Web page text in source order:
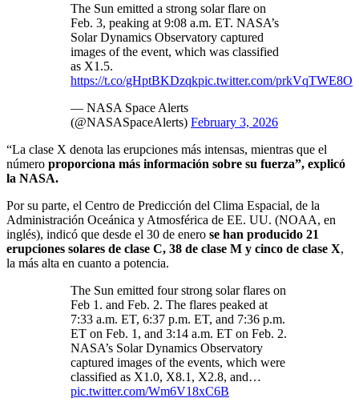
The Sun emitted a strong solar flare on
Feb. 3, peaking at 9:08 a.m. ET. NASA’s
Solar Dynamics Observatory captured
images of the event, which was classified
as X1.5.
https://t.co/gHptBKDzqkpic.twitter.com/prkVqTWE8O
— NASA Space Alerts
(@NASASpaceAlerts) February 3, 2026
“La clase X denota las erupciones más intensas, mientras que el
número proporciona más información sobre su fuerza”, explicó
la NASA.
Por su parte, el Centro de Predicción del Clima Espacial, de la
Administración Oceánica y Atmosférica de EE. UU. (NOAA, en
inglés), indicó que desde el 30 de enero se han producido 21
erupciones solares de clase C, 38 de clase M y cinco de clase X,
la más alta en cuanto a potencia.
The Sun emitted four strong solar flares on
Feb 1. and Feb. 2. The flares peaked at
7:33 a.m. ET, 6:37 p.m. ET, and 7:36 p.m.
ET on Feb. 1, and 3:14 a.m. ET on Feb. 2.
NASA’s Solar Dynamics Observatory
captured images of the events, which were
classified as X1.0, X8.1, X2.8, and…
pic.twitter.com/Wm6V18xC6B